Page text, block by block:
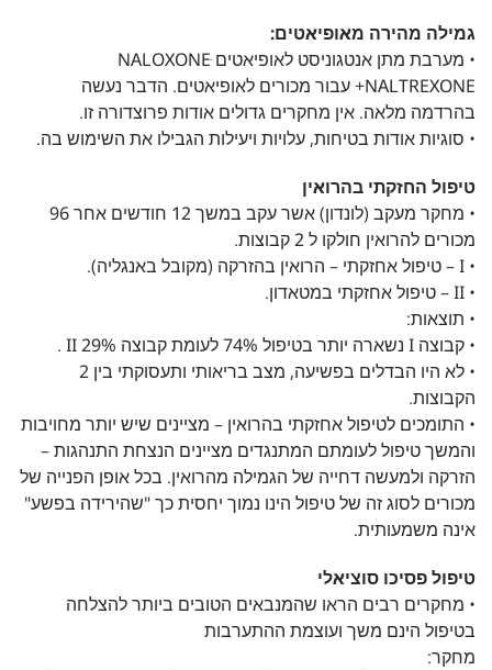
גמילה מהירה מאופיאטים:
• מערבת מתן אנטגוניסט לאופיאטים NALOXONEּ
NALTREXONE+ עבור מכורים לאופיאטים. הדבר נעשה
בהרדמה מלאה. אין מחקרים גדולים אודות פרוצדורה זו.
• סוגיות אודות בטיחות, עלויות ויעילות הגבילו את השימוש בה.
טיפול החזקתי בהרואין
• מחקר מעקב (לונדון) אשר עקב במשך 12 חודשים אחר 96
מכורים להרואין חולקו ל 2 קבוצות.
• I – טיפול אחזקתי – הרואין בהזרקה (מקובל באנגליה).
• II – טיפול אחזקתי במטאדון.
• תוצאות:
• קבוצה I נשארה יותר בטיפול 74% לעומת קבוצה II 29% .
• לא היו הבדלים בפשיעה, מצב בריאותי ותעסוקתי בין 2
הקבוצות.
• התומכים לטיפול אחזקתי בהרואין – מציינים שיש יותר מחויבות
והמשך טיפול לעומתם המתנגדים מציינים הנצחת התנהגות –
הזרקה ולמעשה דחייה של הגמילה מהרואין. בכל אופן הפנייה של
מכורים לסוג זה של טיפול הינו נמוך יחסית כך "שהירידה בפשע"
אינה משמעותית.
טיפול פסיכו סוציאלי
• מחקרים רבים הראו שהמנבאים הטובים ביותר להצלחה
בטיפול הינם משך ועוצמת ההתערבות
מחקר: